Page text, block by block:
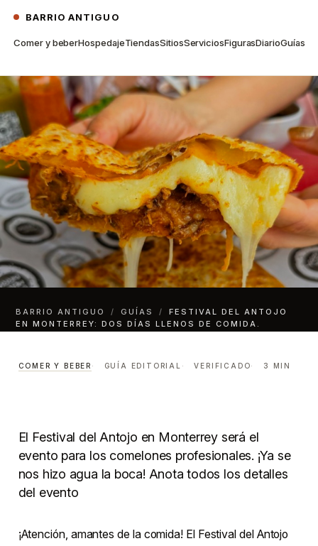
BARRIO ANTIGUO
Comer y beberHospedajeTiendasSitiosServiciosFigurasDiarioGuías
BARRIO ANTIGUO / GUÍAS /
FESTIVAL DEL ANTOJO
EN MONTERREY: DOS DÍAS LLENOS DE COMIDA.
Festival del Antojo en
Monterreydos días llenos
COMER Y BEBER GUÍA EDITORIAL VERIFICADO 3 MIN
El Festival del Antojo en Monterrey será el
evento para los comelones profesionales. ¡Ya se
nos hizo agua la boca! Anota todos los detalles
del evento
¡Atención, amantes de la comida! El Festival del Antojo